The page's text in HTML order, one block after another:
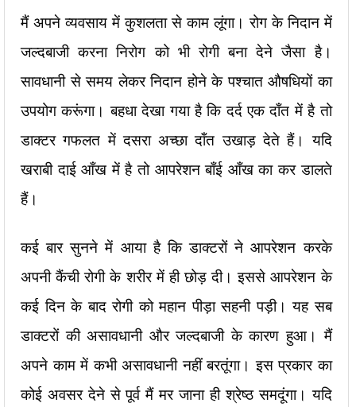
मैं अपने व्यवसाय में कुशलता से काम लूंगा। रोग के निदान में
जल्दबाजी करना निरोग को भी रोगी बना देने जैसा है।
सावधानी से समय लेकर निदान होने के पश्चात औषधियों का
उपयोग करूंगा। बहधा देखा गया है कि दर्द एक दाँत में है तो
डाक्टर गफलत में दसरा अच्छा दाँत उखाड़ देते हैं। यदि
खराबी दाई आँख में है तो आपरेशन बाँई आँख का कर डालते
हैं।
कई बार सुनने में आया है कि डाक्टरों ने आपरेशन करके
अपनी कैंची रोगी के शरीर में ही छोड़ दी। इससे आपरेशन के
कई दिन के बाद रोगी को महान पीड़ा सहनी पड़ी। यह सब
डाक्टरों की असावधानी और जल्दबाजी के कारण हुआ। मैं
अपने काम में कभी असावधानी नहीं बरतूंगा। इस प्रकार का
कोई अवसर देने से पूर्व मैं मर जाना ही श्रेष्ठ समदूंगा। यदि